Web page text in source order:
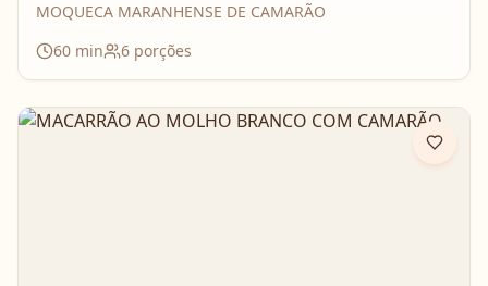
MOQUECA MARANHENSE DE CAMARÃO
60 min 6 porções